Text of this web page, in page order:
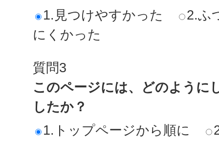
1.見つけやすかった
2.ふ
にくかった
質問3
このページには、どのように
したか？
1.トップページから順に